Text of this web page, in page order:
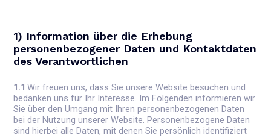
1) Information über die Erhebung
personenbezogener Daten und Kontaktdaten
des Verantwortlichen
1.1 Wir freuen uns, dass Sie unsere Website besuchen und
bedanken uns für Ihr Interesse. Im Folgenden informieren wir
Sie über den Umgang mit Ihren personenbezogenen Daten
bei der Nutzung unserer Website. Personenbezogene Daten
sind hierbei alle Daten, mit denen Sie persönlich identifiziert